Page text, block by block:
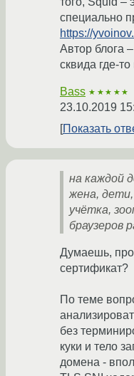
специально
https://
Автор блога
сквида где-
Bass ★★★★★
23.10.2019
Показать
на каждой
жена, дети,
учётка,
браузеров
Думаешь,
сертификат?
По теме
без
куки и тело
домена -